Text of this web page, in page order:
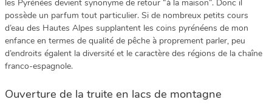
les Pyrénées devient synonyme de retour “à la maison”. Donc il
possède un parfum tout particulier. Si de nombreux petits cours
d’eau des Hautes Alpes supplantent les coins pyrénéens de mon
enfance en termes de qualité de pêche à proprement parler, peu
d’endroits égalent la diversité et le caractère des régions de la chaîne
franco-espagnole.
Ouverture de la truite en lacs de montagne